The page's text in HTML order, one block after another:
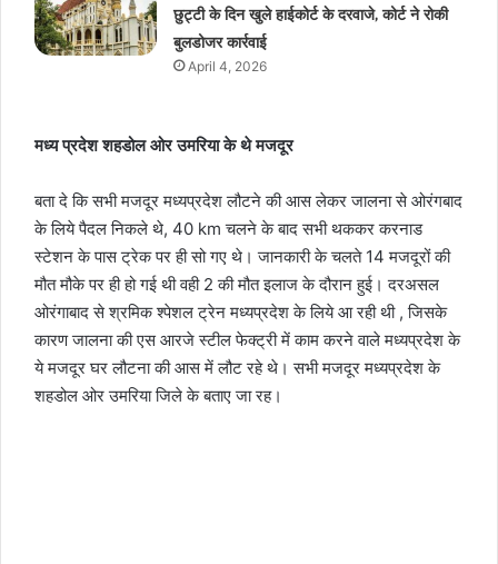
छुट्टी के दिन खुले हाईकोर्ट के दरवाजे, कोर्ट ने रोकी
बुलडोजर कार्रवाई
April 4, 2026
मध्य प्रदेश शहडोल ओर उमरिया के थे मजदूर
बता दे कि सभी मजदूर मध्यप्रदेश लौटने की आस लेकर जालना से ओरंगबाद
के लिये पैदल निकले थे, 40 km चलने के बाद सभी थककर करनाड
स्टेशन के पास ट्रेक पर ही सो गए थे। जानकारी के चलते 14 मजदूरों की
मौत मौके पर ही हो गई थी वही 2 की मौत इलाज के दौरान हुई। दरअसल
ओरंगाबाद से श्रमिक श्पेशल ट्रेन मध्यप्रदेश के लिये आ रही थी , जिसके
कारण जालना की एस आरजे स्टील फेक्ट्री में काम करने वाले मध्यप्रदेश के
ये मजदूर घर लौटना की आस में लौट रहे थे। सभी मजदूर मध्यप्रदेश के
शहडोल ओर उमरिया जिले के बताए जा रह।